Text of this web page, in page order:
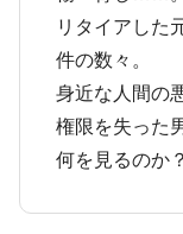
リタイアした
件の数々。
身近な人間の
権限を失った
何を見るのか？